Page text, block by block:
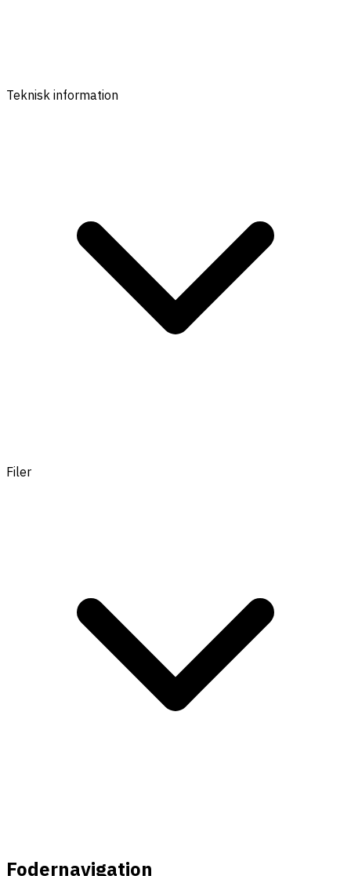
Teknisk information
Filer
Fodernavigation